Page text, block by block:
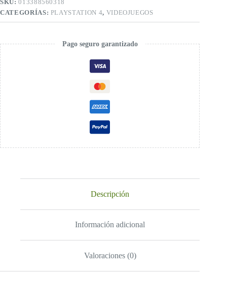
SKU:013388560318
CATEGORÍAS: PLAYSTATION 4, VIDEOJUEGOS
Pago seguro garantizado
Descripción
Información adicional
Valoraciones (0)